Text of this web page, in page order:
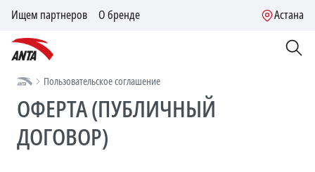
Ищем партнеров О бренде Астана
Пользовательское соглашение
ОФЕРТА (ПУБЛИЧНЫЙ
ДОГОВОР)